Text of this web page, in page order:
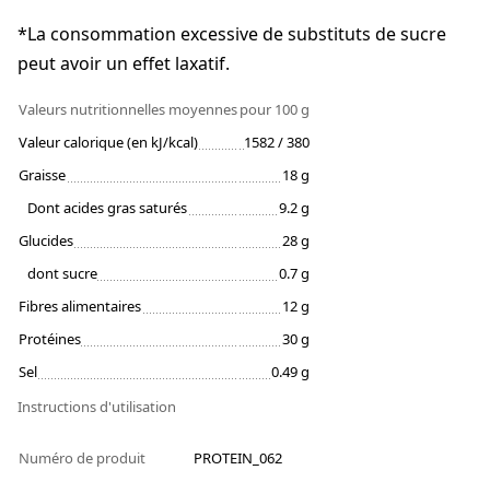
*La consommation excessive de substituts de sucre
peut avoir un effet laxatif.
Valeurs nutritionnelles moyennespour 100 g
Valeur calorique (en kJ/kcal)
1582 / 380
Graisse
18 g
Dont acides gras saturés
9.2 g
Glucides
28 g
dont sucre
0.7 g
Fibres alimentaires
12 g
Protéines
30 g
Sel
0.49 g
Instructions d'utilisation
Numéro de produit PROTEIN_062